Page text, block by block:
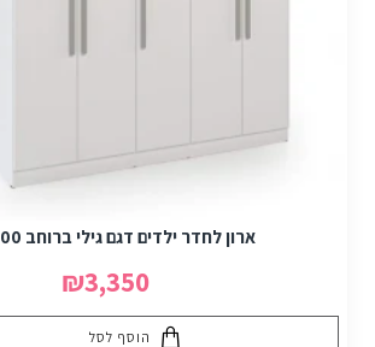
ארון לחדר ילדים דגם גילי ברוחב 200 ס"מ
₪3,350
הוסף לסל